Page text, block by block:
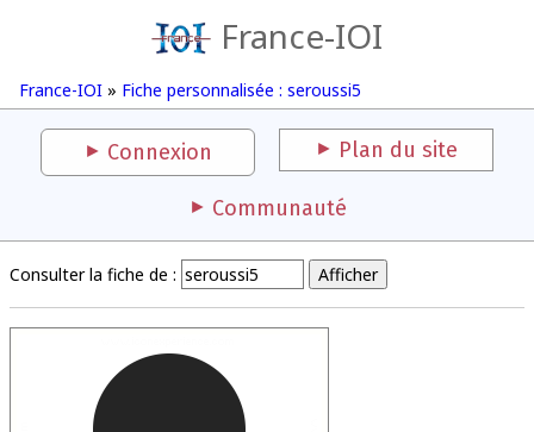
France-IOI
France-IOI » Fiche personnalisée : seroussi5
Connexion Plan du site
Communauté
Consulter la fiche de :